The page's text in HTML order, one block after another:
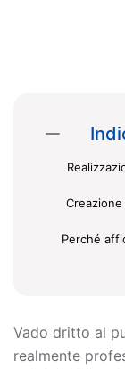
Perché
Vado dritto al
realmente